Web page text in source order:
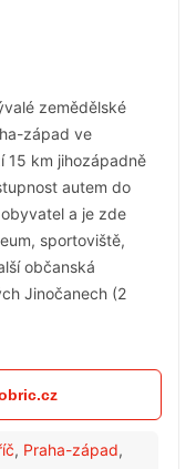
zemědělské
západ ve
15 km jihozápadně
autem do
a je zde
sportoviště,
občanská
Jinočanech (2
, Praha-západ,